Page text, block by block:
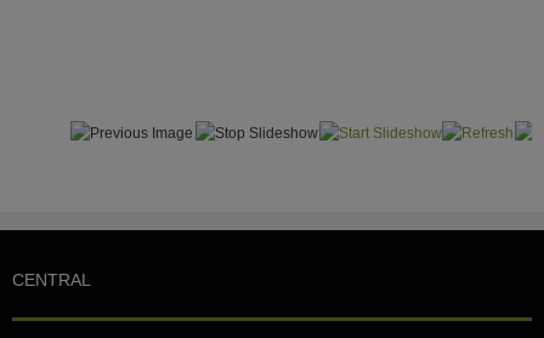
CENTRAL